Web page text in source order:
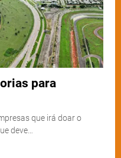
para
que irá doar o
deve…